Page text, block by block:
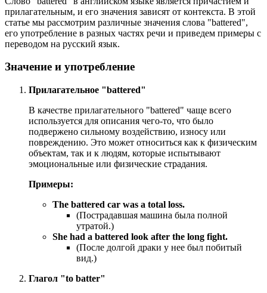
прилагательным, и его значения зависят от контекста. В этой
статье мы рассмотрим различные значения слова "battered",
его употребление в разных частях речи и приведем примеры с
переводом на русский язык.
Значение и употребление
Прилагательное "battered"
В качестве прилагательного "battered" чаще всего
используется для описания чего-то, что было
подвержено сильному воздействию, износу или
повреждению. Это может относиться как к физическим
объектам, так и к людям, которые испытывают
эмоциональные или физические страдания.
Примеры:
The battered car was a total loss.
(Пострадавшая машина была полной
утратой.)
She had a battered look after the long fight.
(После долгой драки у нее был побитый
вид.)
Глагол "to batter"